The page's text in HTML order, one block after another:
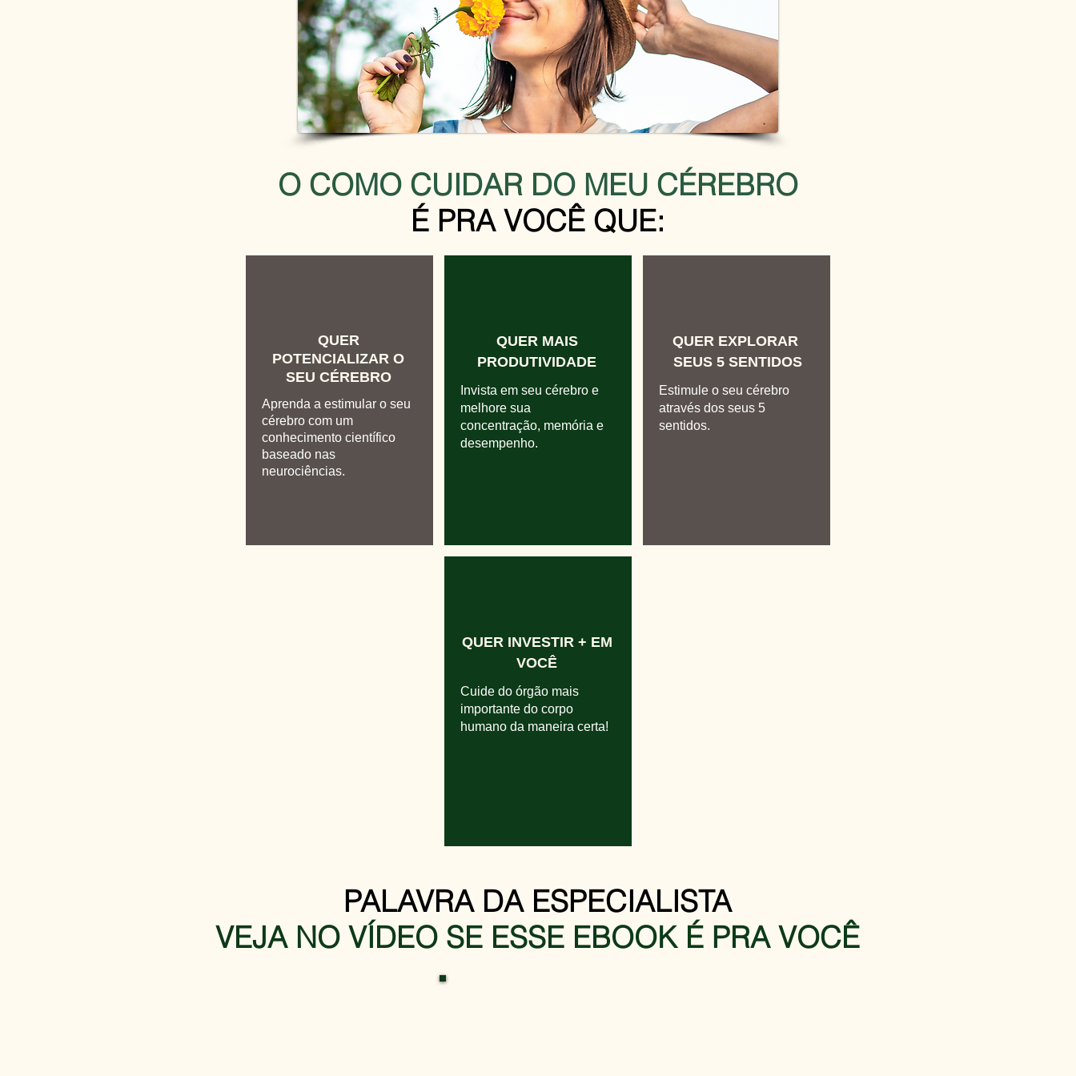
O COMO CUIDAR DO MEU CÉREBRO
É PRA VOCÊ QUE:
QUER
POTENCIALIZAR O
SEU CÉREBRO
Aprenda a estimular o seu
cérebro com um
conhecimento científico
baseado nas
neurociências.
QUER MAIS
PRODUTIVIDADE
Invista em seu cérebro e
melhore sua
concentração, memória e
desempenho.
QUER EXPLORAR
SEUS 5 SENTIDOS
Estimule o seu cérebro
através dos seus 5
sentidos.
QUER INVESTIR + EM
VOCÊ
Cuide do órgão mais
importante do corpo
humano da maneira certa!
PALAVRA DA ESPECIALISTA
VEJA NO VÍDEO SE ESSE EBOOK É PRA VOCÊ